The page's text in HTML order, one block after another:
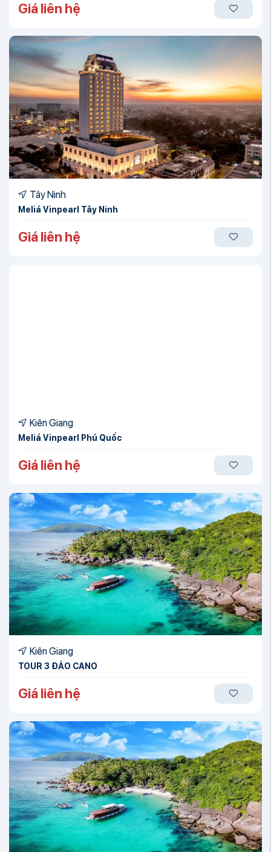
Giá liên hệ
Tây Ninh
Meliá Vinpearl Tây Ninh
Giá liên hệ
Kiên Giang
Meliá Vinpearl Phú Quốc
Giá liên hệ
Kiên Giang
TOUR 3 ĐẢO CANO
Giá liên hệ